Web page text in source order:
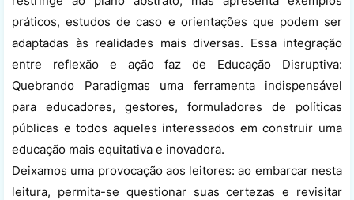
práticos, estudos de caso e orientações que podem ser
adaptadas às realidades mais diversas. Essa integração
entre reflexão e ação faz de Educação Disruptiva:
Quebrando Paradigmas uma ferramenta indispensável
para educadores, gestores, formuladores de políticas
públicas e todos aqueles interessados em construir uma
educação mais equitativa e inovadora.
Deixamos uma provocação aos leitores: ao embarcar nesta
leitura, permita-se questionar suas certezas e revisitar